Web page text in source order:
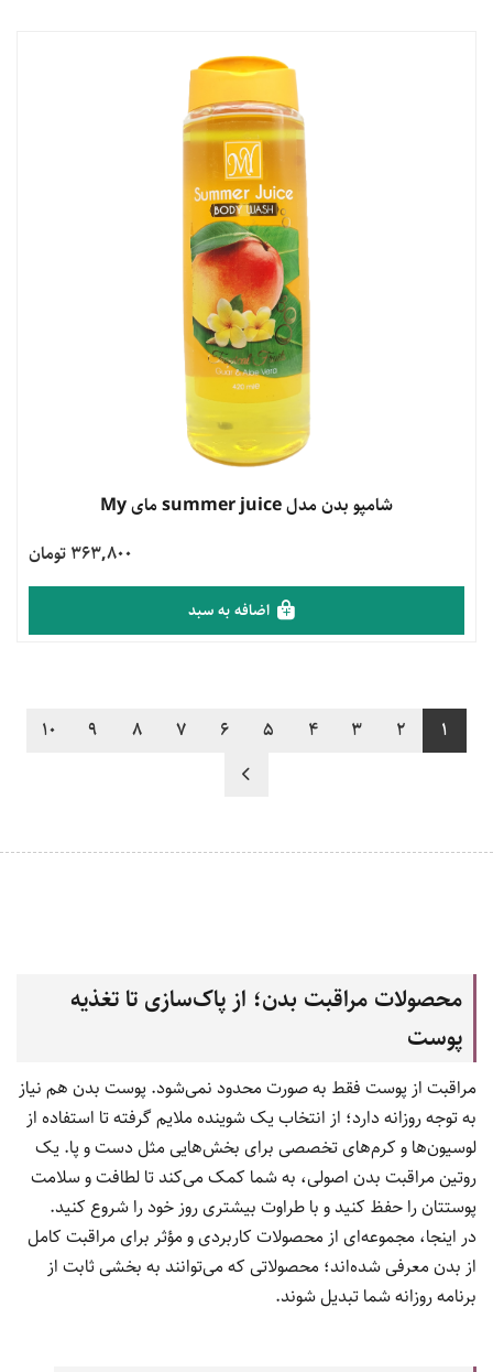
مشاهده محصولشامپو بدن مدل summer juice مای My
363,800 تومان
اضافه به سبد
1
2
3
4
5
6
7
8
9
10
محصولات مراقبت بدن؛ از پاک‌سازی تا تغذیه
پوست
مراقبت از پوست فقط به صورت محدود نمی‌شود. پوست بدن هم نیاز
به توجه روزانه دارد؛ از انتخاب یک شوینده ملایم گرفته تا استفاده از
لوسیون‌ها و کرم‌های تخصصی برای بخش‌هایی مثل دست و پا. یک
روتین مراقبت بدن اصولی، به شما کمک می‌کند تا لطافت و سلامت
پوستتان را حفظ کنید و با طراوت بیشتری روز خود را شروع کنید.
در اینجا، مجموعه‌ای از محصولات کاربردی و مؤثر برای مراقبت کامل
از بدن معرفی شده‌اند؛ محصولاتی که می‌توانند به بخشی ثابت از
برنامه روزانه شما تبدیل شوند.